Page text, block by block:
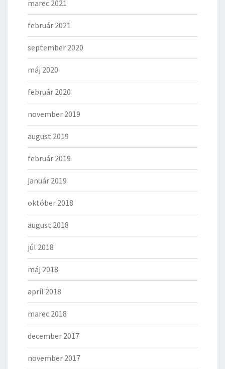
marec 2021
február 2021
september 2020
máj 2020
február 2020
november 2019
august 2019
február 2019
január 2019
október 2018
august 2018
júl 2018
máj 2018
apríl 2018
marec 2018
december 2017
november 2017